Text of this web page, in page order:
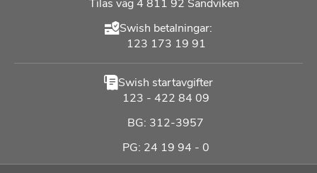
Tilas väg 4 811 92 Sandviken
Swish betalningar:
123 173 19 91
Swish startavgifter
123 - 422 84 09
BG: 312-3957
PG: 24 19 94 - 0